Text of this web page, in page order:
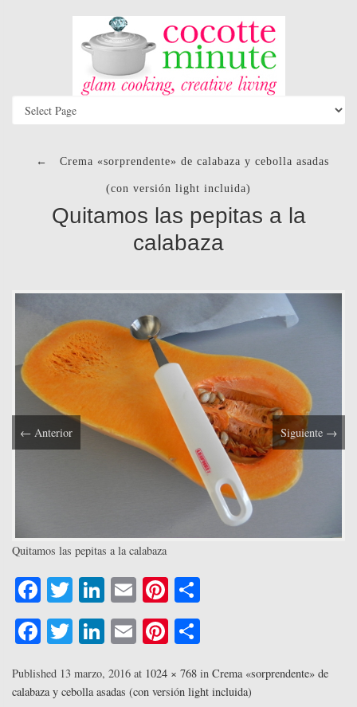
← Crema «sorprendente» de calabaza y cebolla asadas
(con versión light incluida)
Quitamos las pepitas a la
calabaza
← Anterior Siguiente →
Quitamos las pepitas a la calabaza
Fa
ce
bo
ok
T
wi
tte
r
Li
nk
ed
In
E
m
ail
Pi
nt
er
es
t
pa
rti
Fa
bo
T
tte
Li
ed
E
ail
Pi
er m
Published 13 marzo, 2016 at 1024 × 768 in Crema «sorprendente» de
calabaza y cebolla asadas (con versión light incluida)